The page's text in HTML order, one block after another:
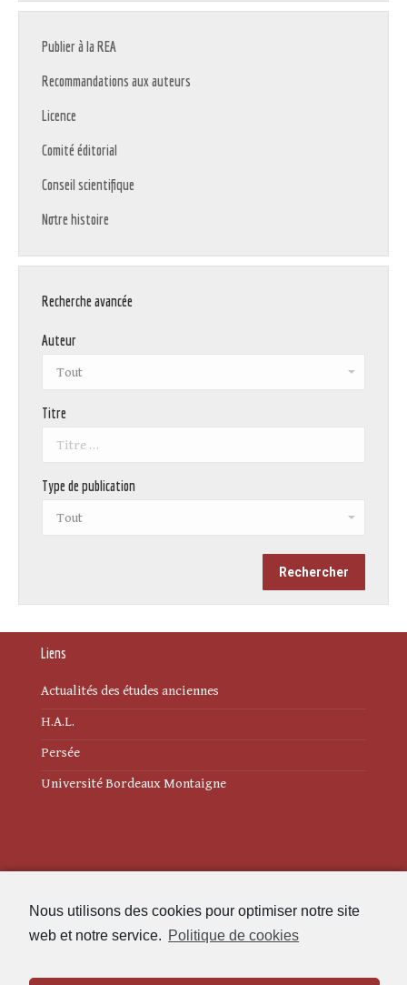
Nous utilisons des cookies pour optimiser notre site
web et notre service. Politique de cookies
Publier à la REA
Recommandations aux auteurs
Licence
Comité éditorial
Conseil scientifique
Notre histoire
Recherche avancée
Auteur
Titre
Type de publication
Liens
Actualités des études anciennes
H.A.L.
Persée
Université Bordeaux Montaigne
Politique de cookies (UE)